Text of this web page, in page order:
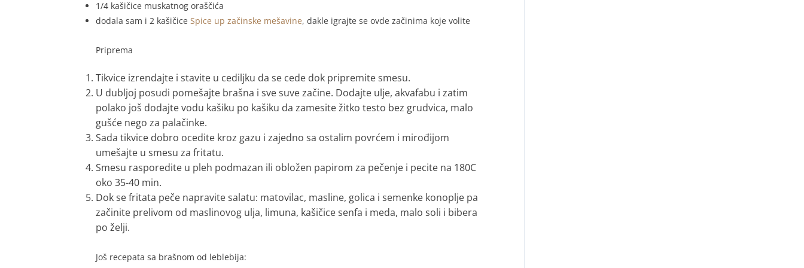
1/4 kašičice muskatnog oraščića
dodala sam i 2 kašičice Spice up začinske mešavine, dakle igrajte se ovde začinima koje volite
Priprema
Tikvice izrendajte i stavite u cediljku da se cede dok pripremite smesu.
U dubljoj posudi pomešajte brašna i sve suve začine. Dodajte ulje, akvafabu i zatim
polako još dodajte vodu kašiku po kašiku da zamesite žitko testo bez grudvica, malo
gušće nego za palačinke.
Sada tikvice dobro ocedite kroz gazu i zajedno sa ostalim povrćem i mirođijom
umešajte u smesu za fritatu.
Smesu rasporedite u pleh podmazan ili obložen papirom za pečenje i pecite na 180C
oko 35-40 min.
Dok se fritata peče napravite salatu: matovilac, masline, golica i semenke konoplje pa
začinite prelivom od maslinovog ulja, limuna, kašičice senfa i meda, malo soli i bibera
po želji.
Još recepata sa brašnom od leblebija: